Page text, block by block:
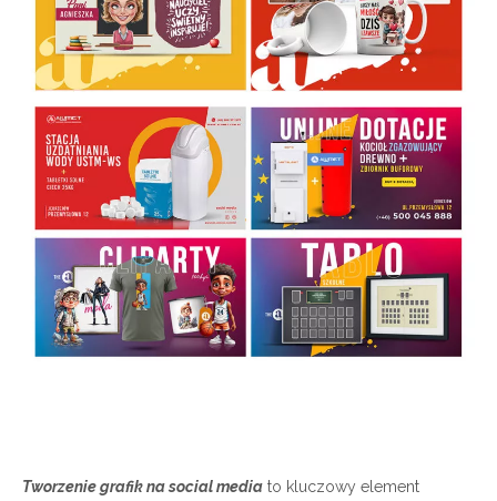
Tworzenie grafik na social media to kluczowy element